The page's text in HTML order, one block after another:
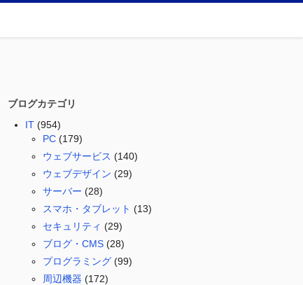
ブログカテゴリ
IT (954)
PC (179)
ウェブサービス (140)
ウェブデザイン (29)
サーバー (28)
スマホ・タブレット (13)
セキュリティ (29)
ブログ・CMS (28)
プログラミング (99)
周辺機器 (172)